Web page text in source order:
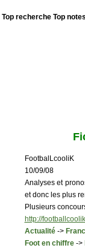
Top recherche Top
FootbalLcooliK
10/09/08
Analyses et
et donc les plus
Plusieurs
http://
Actualité->
Foot en chiffre->